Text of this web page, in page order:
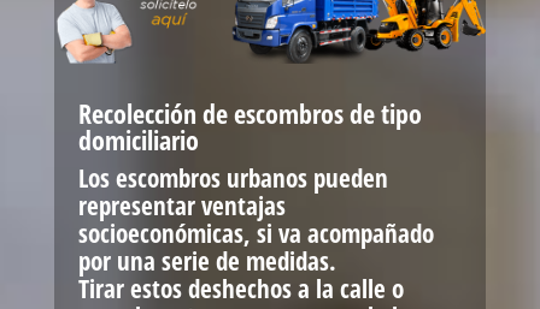
Recolección de escombros de tipo
domiciliario
Los escombros urbanos pueden
representar ventajas
socioeconómicas, si va acompañado
por una serie de medidas.
Tirar estos deshechos a la calle o